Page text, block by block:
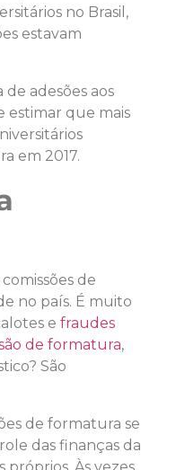
no Brasil,
estavam
adesões aos
estimar que mais
em 2017.
de
no país. É muito
e fraudes
de formatura,
São
de formatura se
das finanças da